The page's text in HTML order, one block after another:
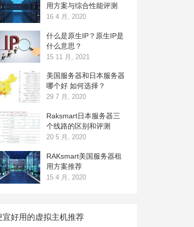
用方案与综合性能评测
16 4 月, 2020
什么是原生IP？原生IP是
什么意思？
15 11 月, 2021
美国服务器和日本服务器
哪个好 如何选择？
29 7 月, 2020
Raksmart日本服务器三
个线路的区别和评测
20 5 月, 2020
RAKsmart美国服务器租
用方案推荐
15 4 月, 2020
宜好用的虚拟主机推荐